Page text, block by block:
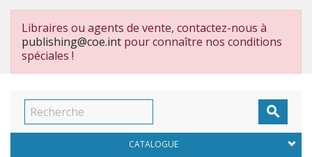
Libraires ou agents de vente, contactez-nous à
publishing@coe.int pour connaître nos conditions
spéciales !

CATALOGUE